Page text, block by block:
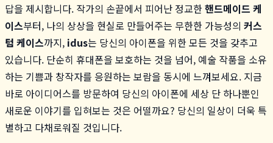
답을 제시합니다. 작가의 손끝에서 피어난 정교한핸드메이드 케
이스부터, 나의 상상을 현실로 만들어주는 무한한 가능성의 커스
텀 케이스까지, idus는 당신의 아이폰을 위한 모든 것을 갖추고
있습니다. 단순히 휴대폰을 보호하는 것을 넘어, 예술 작품을 소유
하는 기쁨과 창작자를 응원하는 보람을 동시에 느껴보세요. 지금
바로 아이디어스를 방문하여 당신의 아이폰에 세상 단 하나뿐인
새로운 이야기를 입혀보는 것은 어떨까요? 당신의 일상이 더욱 특
별하고 다채로워질 것입니다.